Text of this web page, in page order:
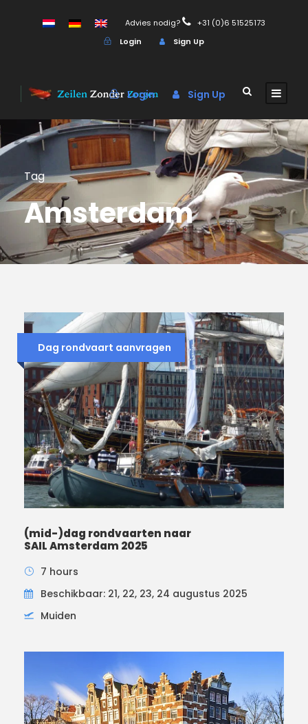
Advies nodig?
+31 (0)6 51525173
Login
Sign Up
Login Sign Up
Tag
Amsterdam
Dag rondvaart aanvragen
(mid-)dag rondvaarten naar
SAIL Amsterdam 2025
7 hours
Beschikbaar: 21, 22, 23, 24 augustus 2025
Muiden